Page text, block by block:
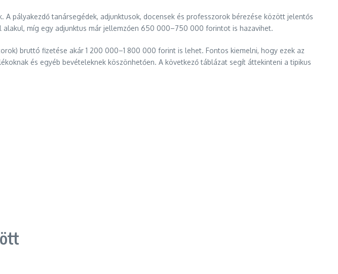
pályakezdő tanársegédek, adjunktusok, docensek és professzorok bérezése között jelentős
míg egy adjunktus már jellemzően 650 000–750 000 forintot is hazavihet.
bruttó fizetése akár 1 200 000–1 800 000 forint is lehet. Fontos kiemelni, hogy ezek az
és egyéb bevételeknek köszönhetően. A következő táblázat segít áttekinteni a tipikus